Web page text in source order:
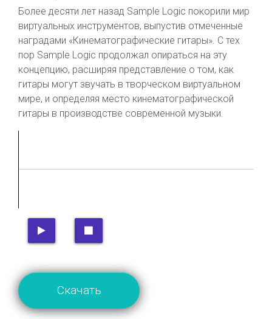
Более десяти лет назад Sample Logic покорили мир
виртуальных инструментов, выпустив отмеченные
наградами «Кинематографические гитары». С тех
пор Sample Logic продолжал опираться на эту
концепцию, расширяя представление о том, как
гитары могут звучать в творческом виртуальном
мире, и определяя место кинематографической
гитары в производстве современной музыки.
Скачать